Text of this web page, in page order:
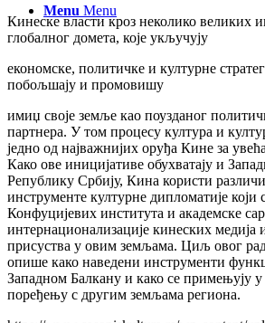
Menu Menu
Кинеске власти кроз неколико великих
глобалног домета, које укључују
економске, политичке и културне
побољшају и промовишу
имиџ своје земље као поузданог
партнера. У том процесу култура и
једно од најважнијих оруђа Кине за
Како ове иницијативе обухватају и
Републику Србију, Кина користи
инструменте културне дипломатије који
Конфуцијевих института и академске
интернационализације кинеских медија
присуства у овим земљама. Циљ овог
опише како наведени инструменти
Западном Балкану и како се примењују
поређењу с другим земљама региона.